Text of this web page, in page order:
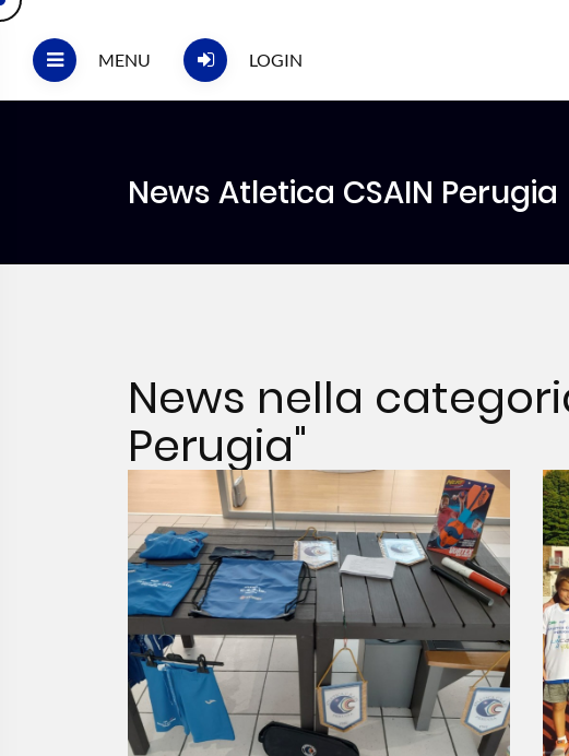
MENU LOGIN
News Atletica CSAIN Perugia
News nella
Perugia"